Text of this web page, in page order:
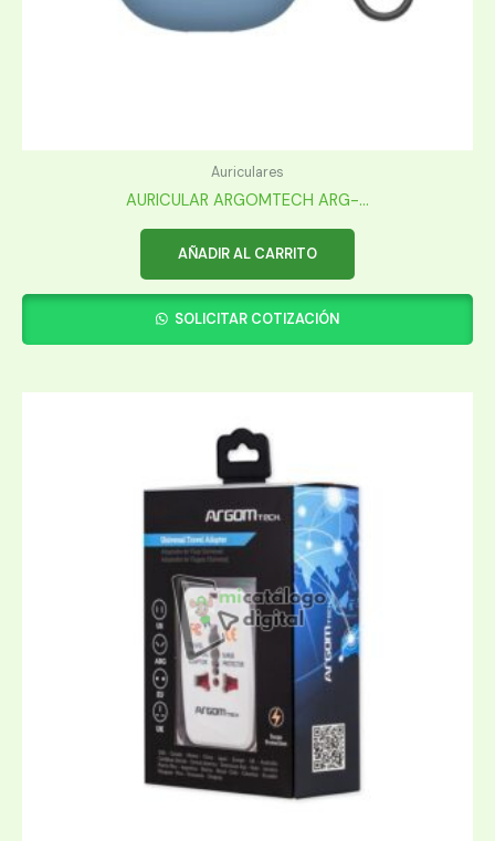
Auriculares
AURICULAR ARGOMTECH ARG-...
AÑADIR AL CARRITO
SOLICITAR COTIZACIÓN